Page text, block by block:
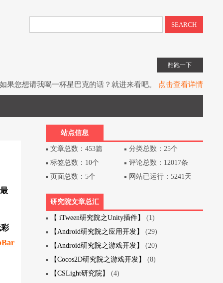
SEARCH
酷跑一下
果您想请我喝一杯星巴克的话？就进来看吧。
点击查看详情
书教程《UIToolkit下一代UI系统》全网上架。点击查看详情
站点信息
文章总数：453篇
分类总数：25个
标签总数：10个
评论总数：12017条
页面总数：5个
网站已运行：5241天
研究院文章总汇
【 iTween研究院之Unity插件】
(1)
【Android研究院之应用开发】
(29)
【Android研究院之游戏开发】
(20)
【Cocos2D研究院之游戏开发】
(8)
【CSLight研究院】
(4)